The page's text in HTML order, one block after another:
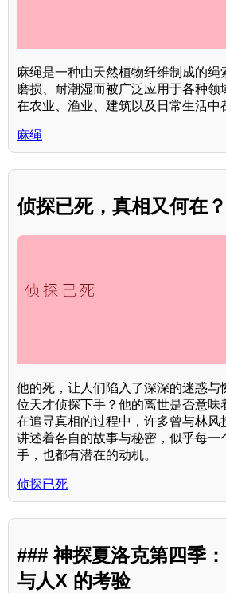
麻绳是一种由天然植物纤维制成的绳
磨损、耐潮湿而被广泛应用于各种领
在农业、渔业、建筑以及日常生活中
麻绳
侦探已死，真相又何在？
他的死，让人们陷入了深深的迷惑与
位天才侦探下手？他的离世是否意味
在追寻真相的过程中，许多曾与林风
讲述着各自的故事与秘密，似乎每一
手，也都有潜在的动机。
侦探已死
### 神探夏洛克第四季
与人X 的考验